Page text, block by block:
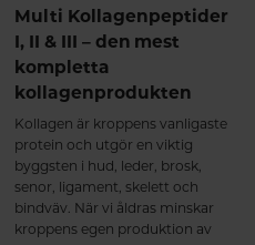
av dessa bioaktiva peptider inte
bara fungerar som byggstenar,
utan även kan fungera som
signalmolekyler som stimulerar
kollagenomsättning i bindväven².
Ett multikollagen innehåller
kollagenpeptider från flera
naturliga källor och
kollagentyper. När peptiderna
tagits upp används de där
Multi Kollagenpeptider
I, II & III – den mest
kompletta
kollagenprodukten
Kollagen är kroppens vanligaste
protein och utgör en viktig
byggsten i hud, leder, brosk,
senor, ligament, skelett och
bindväv. När vi åldras minskar
kroppens egen produktion av